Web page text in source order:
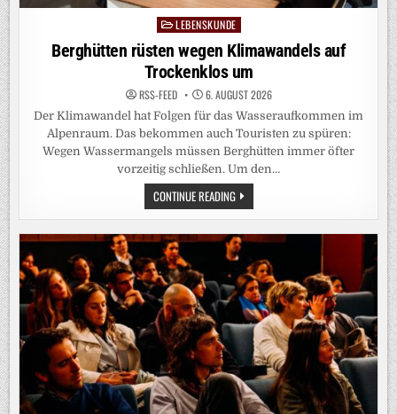
PostedLEBENSKUNDE
Berghütten rüsten wegen Klimawandels auf
Trockenklos um
RSS-FEED 6. AUGUST 2026
Der Klimawandel hat Folgen für das Wasseraufkommen im
Alpenraum. Das bekommen auch Touristen zu spüren:
Wegen Wassermangels müssen Berghütten immer öfter
vorzeitig schließen. Um den…
CONTINUE READINGBERGHÜTTEN
RÜSTEN
WEGEN
AUF
TROCKENKLOS
UM